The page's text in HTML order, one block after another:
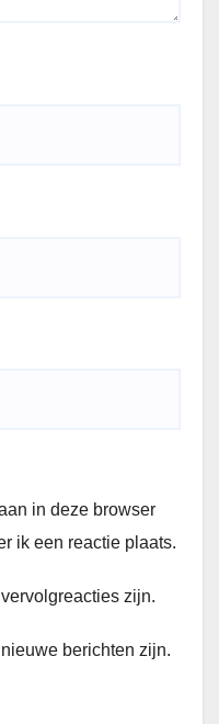
in deze browser
ik een reactie plaats.
zijn.
berichten zijn.